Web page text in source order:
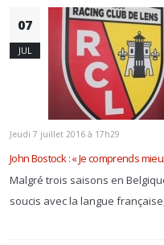
07
JUL
Jeudi 7 juillet 2016 à 17h29
John Bostock : « Je comprends
Malgré trois saisons en
soucis avec la langue